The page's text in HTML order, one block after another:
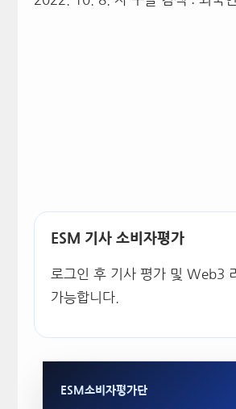
ESM 기사 소비자평가
로그인 후 기사 평가 및 Web3
가능합니다.
ESM소비자평가단